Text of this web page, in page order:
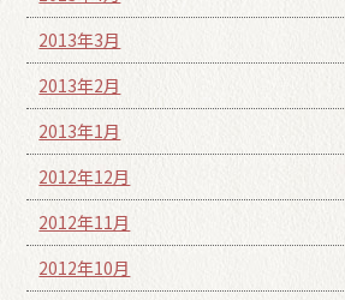
2013年3月
2013年2月
2013年1月
2012年12月
2012年11月
2012年10月